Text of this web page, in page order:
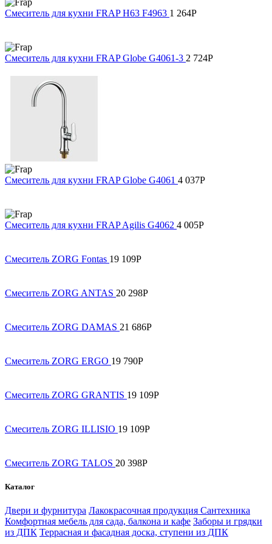
Смеситель для кухни FRAP H63 F4963 1 264Р
Смеситель для кухни FRAP Globe G4061-3 2 724Р
Смеситель для кухни FRAP Globe G4061 4 037Р
Смеситель для кухни FRAP Agilis G4062 4 005Р
Смеситель ZORG Fontas 19 109Р
Смеситель ZORG ANTAS 20 298Р
Смеситель ZORG DAMAS 21 686Р
Смеситель ZORG ERGO 19 790Р
Смеситель ZORG GRANTIS 19 109Р
Смеситель ZORG ILLISIO 19 109Р
Смеситель ZORG TALOS 20 398Р
Каталог
Двери и фурнитура Лакокрасочная продукция Сантехника
Комфортная мебель для сада, балкона и кафе Заборы и грядки
из ДПК Террасная и фасадная доска, ступени из ДПК